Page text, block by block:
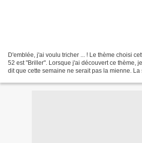
D'emblée, j'ai voulu tricher ... ! Le thème choisi
52 est "Briller". Lorsque j'ai découvert ce thème,
dit que cette semaine ne serait pas la mienne.